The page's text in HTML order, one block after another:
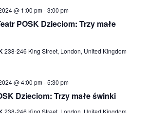
POSK Dzieciom: Trzy małe
@ 1:00 pm-3:00 pm
238-246 King Street, London, United Kingdom
Dzieciom: Trzy małe świnki
@ 4:00 pm-5:30 pm